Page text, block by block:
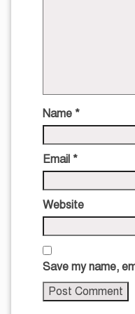
Name *
Email *
Website
Save my name,